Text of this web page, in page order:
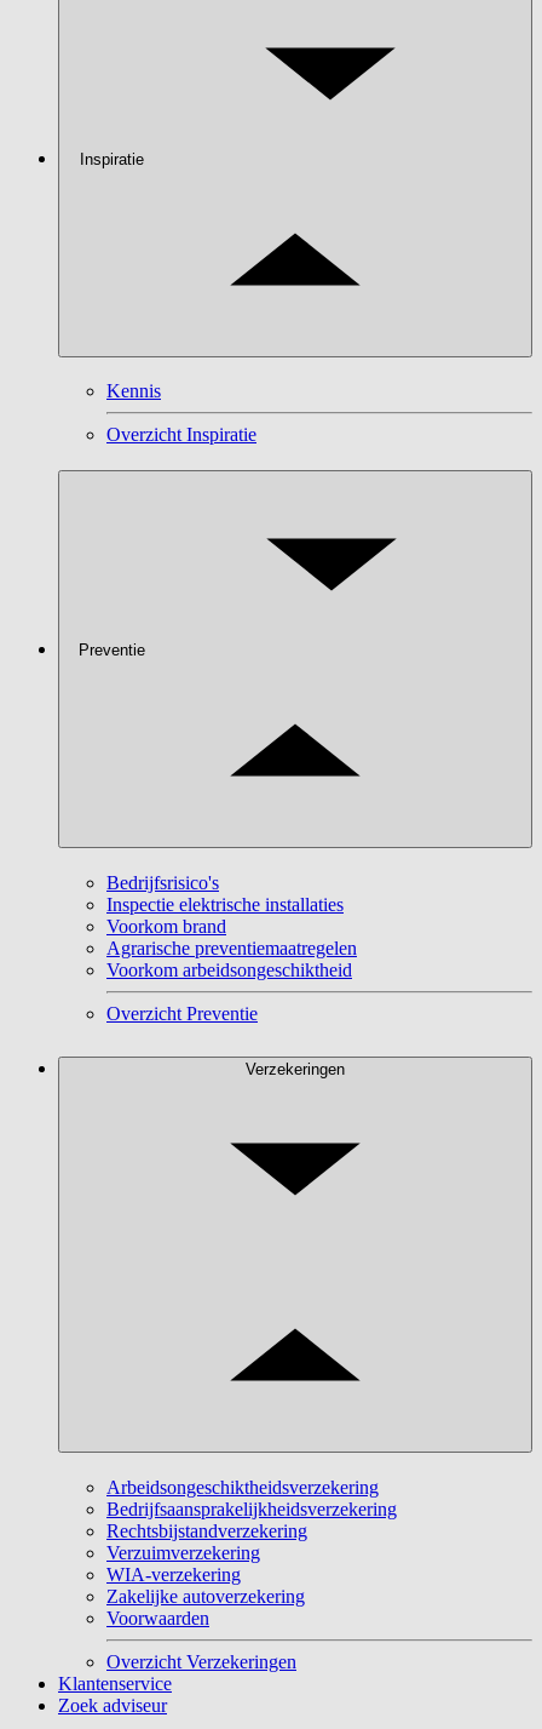
Inspiratie
Kennis
Overzicht Inspiratie
Preventie
Bedrijfsrisico's
Inspectie elektrische installaties
Voorkom brand
Agrarische preventiemaatregelen
Voorkom arbeidsongeschiktheid
Overzicht Preventie
Verzekeringen
Arbeidsongeschiktheidsverzekering
Bedrijfsaansprakelijkheidsverzekering
Rechtsbijstandverzekering
Verzuimverzekering
WIA-verzekering
Zakelijke autoverzekering
Voorwaarden
Overzicht Verzekeringen
Klantenservice
Zoek adviseur